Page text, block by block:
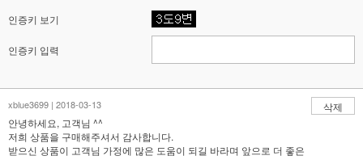
인증키 보기
인증키 입력
xblue3699 | 2018-03-13
삭제
안녕하세요, 고객님 ^^
저희 상품을 구매해주셔서 감사합니다.
받으신 상품이 고객님 가정에 많은 도움이 되길 바라며 앞으로 더 좋은